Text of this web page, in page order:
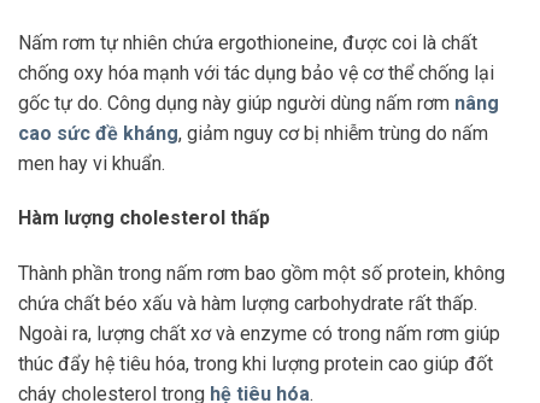
Nấm rơm tự nhiên chứa ergothioneine, được coi là chất
chống oxy hóa mạnh với tác dụng bảo vệ cơ thể chống lại
gốc tự do. Công dụng này giúp người dùng nấm rơm nâng
cao sức đề kháng, giảm nguy cơ bị nhiễm trùng do nấm
men hay vi khuẩn.
Hàm lượng cholesterol thấp
Thành phần trong nấm rơm bao gồm một số protein, không
chứa chất béo xấu và hàm lượng carbohydrate rất thấp.
Ngoài ra, lượng chất xơ và enzyme có trong nấm rơm giúp
thúc đẩy hệ tiêu hóa, trong khi lượng protein cao giúp đốt
cháy cholesterol trong hệ tiêu hóa.